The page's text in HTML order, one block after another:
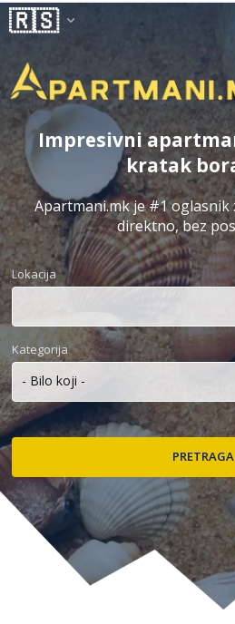
Impresivni
kratak
Apartmani.mk je #1 oglasnik
direktno, bez
Lokacija
Kategorija